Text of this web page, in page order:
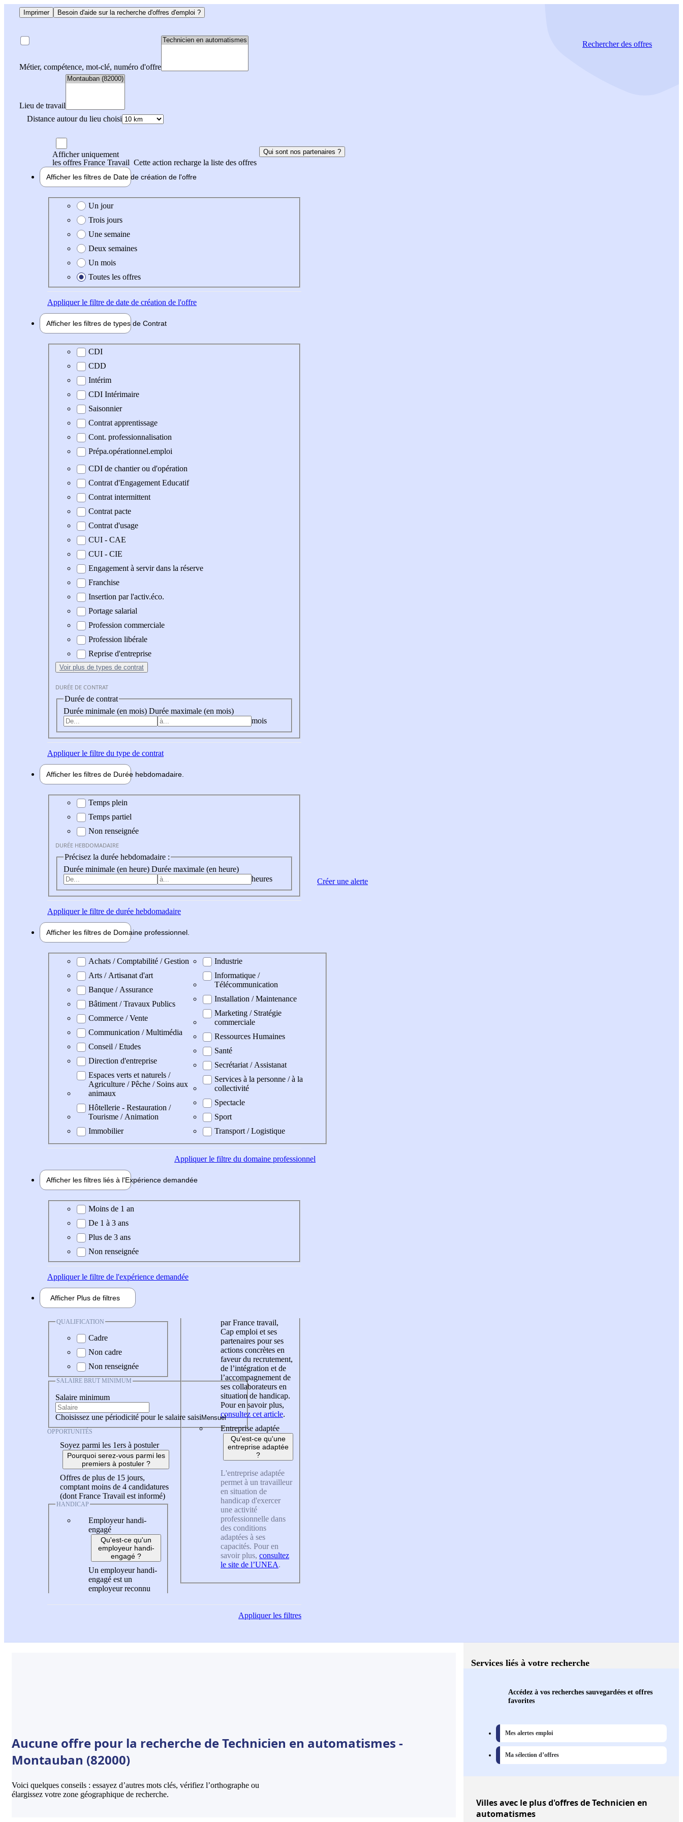
Imprimer Besoin d'aide sur la recherche d'offres d'emploi ?
Métier, compétence, mot-clé, numéro d'offre
Lieu de travail
Distance autour du lieu choisi
Rechercherdes offres
Afficher uniquement
les offres France Travail Cette action recharge la liste des offres
Qui sont nos partenaires ?
Afficher les filtres de Date de création de l'offre
Date de création de l'offre
Un jour
Trois jours
Une semaine
Deux semaines
Un mois
Toutes les offres
Appliquerle filtre de date de création de l'offre
Afficher les filtres de types de Contrat
Type de contrat
CDI
CDD
Intérim
CDI Intérimaire
Saisonnier
Contrat apprentissage
Cont. professionnalisation
Prépa.opérationnel.emploi
CDI de chantier ou d'opération
Contrat d'Engagement Educatif
Contrat intermittent
Contrat pacte
Contrat d'usage
CUI - CAE
CUI - CIE
Engagement à servir dans la réserve
Franchise
Insertion par l'activ.éco.
Portage salarial
Profession commerciale
Profession libérale
Reprise d'entreprise
Voir plus de types de contrat
DURÉE DE CONTRAT
Durée de contrat
Durée minimale (en mois) Durée maximale (en mois)
mois
Appliquerle filtre du type de contrat
Afficher les filtres de Durée hebdomadaire
Durée hebdomadaire
Temps plein
Temps partiel
Non renseignée
DURÉE HEBDOMADAIRE
Précisez la durée hebdomadaire :
Durée minimale (en heure) Durée maximale (en heure)
heures
Appliquerle filtre de durée hebdomadaire
Afficher les filtres de Domaine professionnel
Domaine professionel
Achats / Comptabilité / Gestion
Arts / Artisanat d'art
Banque / Assurance
Bâtiment / Travaux Publics
Commerce / Vente
Communication / Multimédia
Conseil / Etudes
Direction d'entreprise
Espaces verts et naturels /
Agriculture / Pêche / Soins aux
animaux
Hôtellerie - Restauration /
Tourisme / Animation
Immobilier
Industrie
Informatique /
Télécommunication
Installation / Maintenance
Marketing / Stratégie
commerciale
Ressources Humaines
Santé
Secrétariat / Assistanat
Services à la personne / à la
collectivité
Spectacle
Sport
Transport / Logistique
Appliquerle filtre du domaine professionnel
Afficher les filtres liés à l'Expérience demandée
Expérience demandée
Moins de 1 an
De 1 à 3 ans
Plus de 3 ans
Non renseignée
Appliquerle filtre de l'expérience demandée
Afficher Plus de filtres
QUALIFICATION
Cadre
Non cadre
Non renseignée
SALAIRE BRUT MINIMUM
Salaire minimum
Choisissez une périodicité pour le salaire saisi
OPPORTUNITÉS
Soyez parmi les 1ers à postuler
Pourquoi serez-vous parmi les
premiers à postuler ?
Offres de plus de 15 jours,
comptant moins de 4 candidatures
(dont France Travail est informé)
HANDICAP
Employeur handi-
engagé
Qu'est-ce qu'un
employeur handi-
engagé ?
Un employeur handi-
engagé est un
employeur reconnu
par France travail,
Cap emploi et ses
partenaires pour ses
actions concrètes en
faveur du recrutement,
de l’intégration et de
l’accompagnement de
ses collaborateurs en
situation de handicap.
Pour en savoir plus,
consultez cet article.
Entreprise adaptée
Qu'est-ce qu'une
entreprise adaptée
?
L'entreprise adaptée
permet à un travailleur
en situation de
handicap d'exercer
une activité
professionnelle dans
des conditions
adaptées à ses
capacités. Pour en
savoir plus, consultez
le site de l’UNEA.
Appliquerles filtres
Créer une alerte
Aucune offre pour la recherche de Technicien en automatismes -
Montauban (82000)
Voici quelques conseils : essayez d’autres mots clés, vérifiez l’orthographe ou
élargissez votre zone géographique de recherche.
Services liés à votre recherche
Accédez à vos recherches sauvegardées et offres
favorites
Mes alertes emploi
Ma sélection d’offres
Villesavec le plus d'offres de Technicien en
automatismes